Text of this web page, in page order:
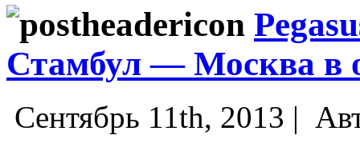
Стамбул — Москва в
Сентябрь 11th, 2013 |